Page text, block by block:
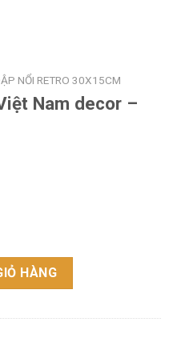
NỔI RETRO 30X15CM
Nam decor –
- Bình Dương VN61 số
HÀNG